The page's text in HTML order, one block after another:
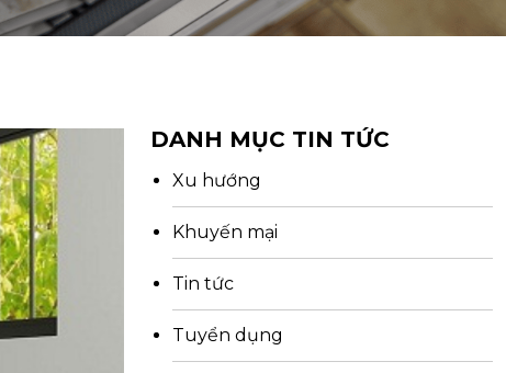
DANH MỤC TIN TỨC
Xu hướng
Khuyến mại
Tin tức
Tuyển dụng